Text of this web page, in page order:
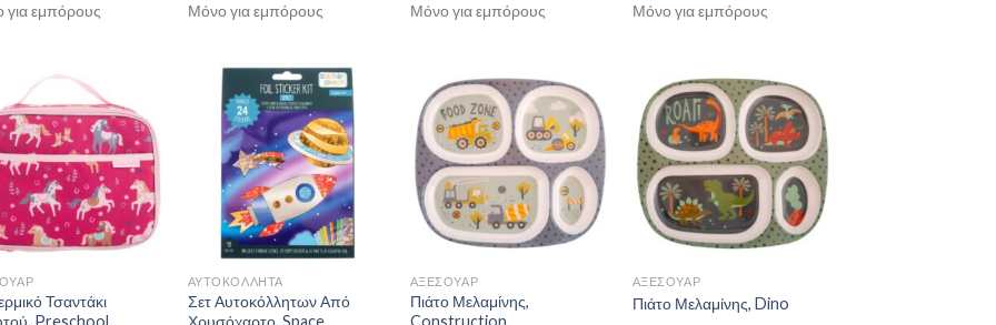
για εμπόρους Μόνο για εμπόρους Μόνο για εμπόρους
Μόνο για εμπόρους
Τσαντάκι
ΑΥΤΟΚΟΛΛΗΤΑ
Σετ Αυτοκόλλητων Από
ΑΞΕΣΟΥΑΡ
Πιάτο Μελαμίνης,
ΑΞΕΣΟΥΑΡ
Πιάτο Μελαμίνης, Dino